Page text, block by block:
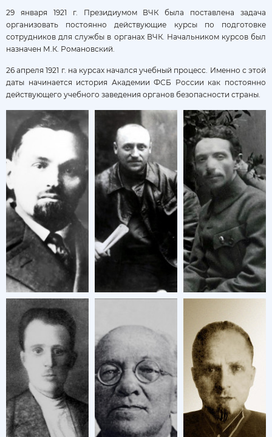
29 января 1921 г. Президиумом ВЧК была поставлена задача
организовать постоянно действующие курсы по подготовке
сотрудников для службы в органах ВЧК. Начальником курсов был
назначен М.К. Романовский.
26 апреля 1921 г. на курсах начался учебный процесс. Именно с этой
даты начинается история Академии ФСБ России как постоянно
действующего учебного заведения органов безопасности страны.